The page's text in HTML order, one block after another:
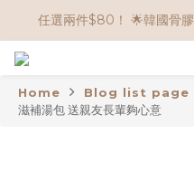
🌟購物滿 HK$650享95折；
🌟購物滿 HK$650享95折；
Home Blog list page
滋補湯包 送親友長輩夠心意